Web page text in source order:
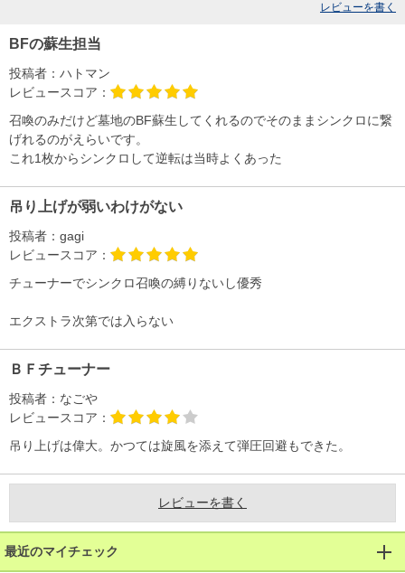
レビューを書く
BFの蘇生担当
投稿者： ハトマン
レビュースコア：
召喚のみだけど墓地のBF蘇生してくれるのでそのままシンクロに繋
げれるのがえらいです。
これ1枚からシンクロして逆転は当時よくあった
吊り上げが弱いわけがない
投稿者： gagi
レビュースコア：
チューナーでシンクロ召喚の縛りないし優秀
エクストラ次第では入らない
ＢＦチューナー
投稿者： なごや
レビュースコア：
吊り上げは偉大。かつては旋風を添えて弾圧回避もできた。
レビューを書く
最近のマイチェック